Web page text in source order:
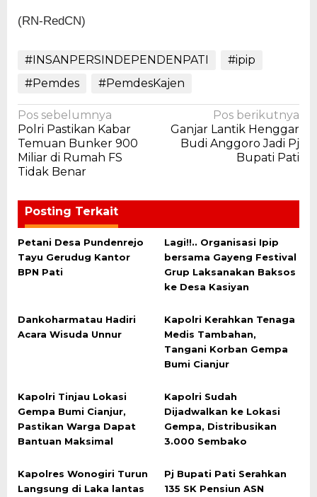
(RN-RedCN)
#INSANPERSINDEPENDENPATI
#ipip
#Pemdes
#PemdesKajen
Navigasi
pos
Pos sebelumnya
Polri Pastikan Kabar
Temuan Bunker 900
Miliar di Rumah FS
Tidak Benar
Pos berikutnya
Ganjar Lantik Henggar
Budi Anggoro Jadi Pj
Bupati Pati
Posting Terkait
Petani Desa Pundenrejo
Tayu Gerudug Kantor
BPN Pati
Lagi!!.. Organisasi Ipip
bersama Gayeng Festival
Grup Laksanakan Baksos
ke Desa Kasiyan
Dankoharmatau Hadiri
Acara Wisuda Unnur
Kapolri Kerahkan Tenaga
Medis Tambahan,
Tangani Korban Gempa
Bumi Cianjur
Kapolri Tinjau Lokasi
Gempa Bumi Cianjur,
Pastikan Warga Dapat
Bantuan Maksimal
Kapolri Sudah
Dijadwalkan ke Lokasi
Gempa, Distribusikan
3.000 Sembako
Kapolres Wonogiri Turun
Langsung di Laka lantas
Pj Bupati Pati Serahkan
135 SK Pensiun ASN